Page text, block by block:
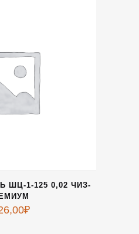
ШЦ-1-125 0,02 ЧИЗ-
₽